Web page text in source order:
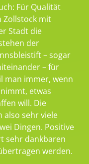
Für Qualität
Zollstock mit
Stadt die
der
– sogar
– für
man immer, wenn
etwas
will. Die
also sehr viele
Dingen. Positive
sehr dankbaren
werden.